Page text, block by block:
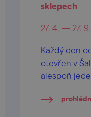
sklepech
27. 4. — 27.
Každý den
otevřen v
alespoň